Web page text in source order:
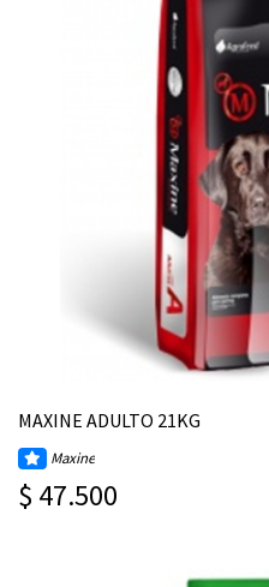
MAXINE ADULTO 21KG
Maxine
$ 47.500